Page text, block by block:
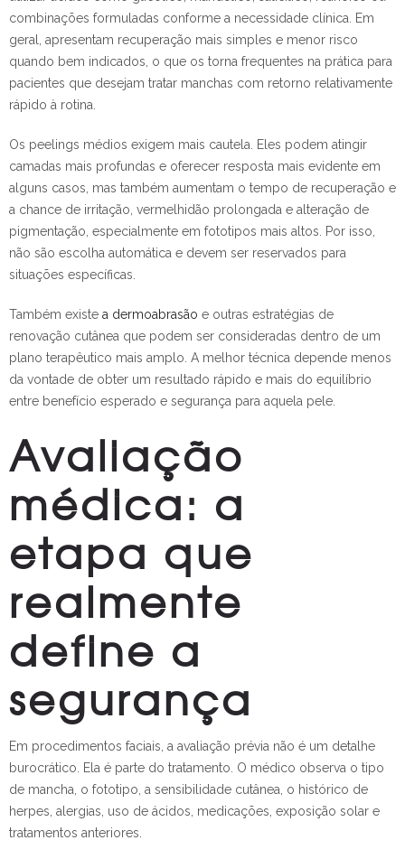
combinações formuladas conforme a necessidade clínica. Em
geral, apresentam recuperação mais simples e menor risco
quando bem indicados, o que os torna frequentes na prática para
pacientes que desejam tratar manchas com retorno relativamente
rápido à rotina.
Os peelings médios exigem mais cautela. Eles podem atingir
camadas mais profundas e oferecer resposta mais evidente em
alguns casos, mas também aumentam o tempo de recuperação e
a chance de irritação, vermelhidão prolongada e alteração de
pigmentação, especialmente em fototipos mais altos. Por isso,
não são escolha automática e devem ser reservados para
situações específicas.
Também existe a dermoabrasão e outras estratégias de
renovação cutânea que podem ser consideradas dentro de um
plano terapêutico mais amplo. A melhor técnica depende menos
da vontade de obter um resultado rápido e mais do equilíbrio
entre benefício esperado e segurança para aquela pele.
Avaliação
médica: a
etapa que
realmente
define a
segurança
Em procedimentos faciais, a avaliação prévia não é um detalhe
burocrático. Ela é parte do tratamento. O médico observa o tipo
de mancha, o fototipo, a sensibilidade cutânea, o histórico de
herpes, alergias, uso de ácidos, medicações, exposição solar e
tratamentos anteriores.